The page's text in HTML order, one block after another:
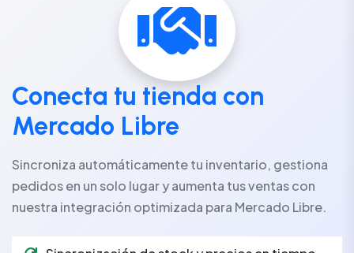
Conecta tu tienda con
Mercado Libre
Sincroniza automáticamente tu inventario, gestiona
pedidos en un solo lugar y aumenta tus ventas con
nuestra integración optimizada para Mercado Libre.